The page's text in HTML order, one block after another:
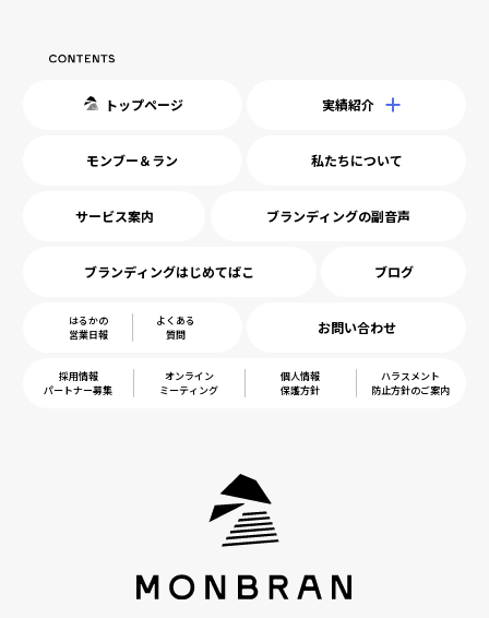
トップページ 実績紹介
モンブー＆ラン 私たちについて
サービス案内 ブランディングの副音声
ブランディングはじめてばこ ブログ
はるかの
営業日報
よくある
質問
お問い合わせ
採用情報
パートナー募集
オンライン
ミーティング
個人情報
保護方針
ハラスメント
防止方針のご案内